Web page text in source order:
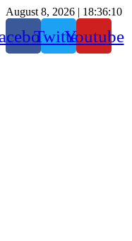
August 8, 2026 | 18:36:11
TwitterYoutube